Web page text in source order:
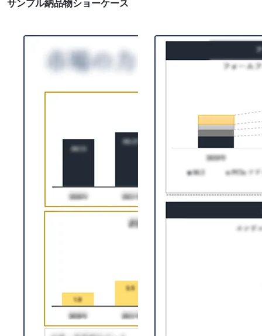
サンプル納品物ショーケース